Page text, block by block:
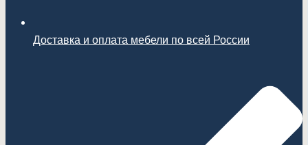
Доставка и оплата мебели по всей России